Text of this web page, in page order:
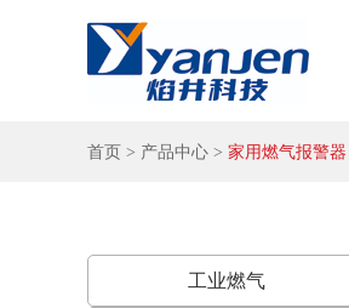
首页 > 产品中心 > 家用燃气报警器
工业燃气